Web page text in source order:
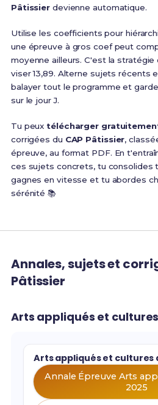
Pâtissier devienne automatique.
Utilise les coefficients pour
une épreuve à gros coef peut
moyenne ailleurs. C'est la
viser 13,89. Alterne sujets récents
balayer tout le programme et
sur le jour J.
Tu peuxtélécharger
corrigées du CAP Pâtissier,
épreuve, au format PDF. En
ces sujets concrets, tu consolides
gagnes en vitesse et tu abordes
sérénité 📚
Annales, sujets et
Pâtissier
Arts appliqués et
Arts appliqués et cultures
Annale Épreuve Arts
2025